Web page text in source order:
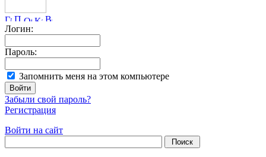
Логин:
Пароль:
Запомнить меня на этом компьютере
Забыли свой пароль?
Регистрация
Войти на сайт